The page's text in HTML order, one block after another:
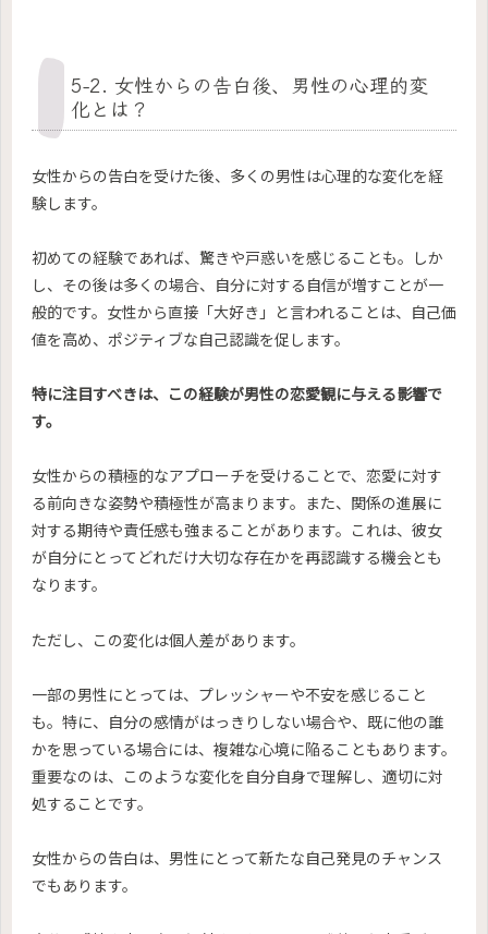
5-2. 女性からの告白後、男性の心理的変
化とは？
女性からの告白を受けた後、多くの男性は心理的な変化を経
験します。
初めての経験であれば、驚きや戸惑いを感じることも。しか
し、その後は多くの場合、自分に対する自信が増すことが一
般的です。女性から直接「大好き」と言われることは、自己価
値を高め、ポジティブな自己認識を促します。
特に注目すべきは、この経験が男性の恋愛観に与える影響で
す。
女性からの積極的なアプローチを受けることで、恋愛に対す
る前向きな姿勢や積極性が高まります。また、関係の進展に
対する期待や責任感も強まることがあります。これは、彼女
が自分にとってどれだけ大切な存在かを再認識する機会とも
なります。
ただし、この変化は個人差があります。
一部の男性にとっては、プレッシャーや不安を感じること
も。特に、自分の感情がはっきりしない場合や、既に他の誰
かを思っている場合には、複雑な心境に陥ることもあります。
重要なのは、このような変化を自分自身で理解し、適切に対
処することです。
女性からの告白は、男性にとって新たな自己発見のチャンス
でもあります。